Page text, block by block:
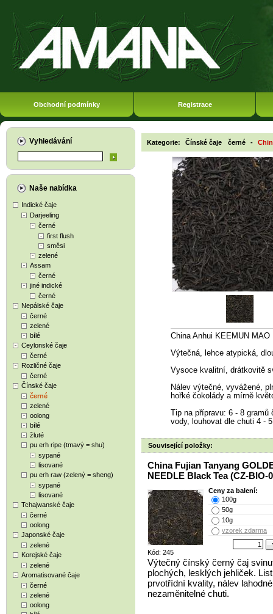
Obchodní podmínky Registrace
Vyhledávání
Naše nabídka
Indické čaje
Darjeeling
černé
first flush
směsi
zelené
Assam
černé
jiné indické
černé
Nepálské čaje
černé
zelené
bílé
Ceylonské čaje
černé
Rozličné čaje
černé
Čínské čaje
černé
zelené
oolong
bílé
žluté
pu erh ripe (tmavý = shu)
sypané
lisované
pu erh raw (zelený = sheng)
sypané
lisované
Tchajwanské čaje
černé
oolong
Japonské čaje
zelené
Korejské čaje
zelené
Aromatisované čaje
černé
zelené
oolong
Kategorie: Čínské čaje černé -
China Anhui KEEMUN
Výtečná, lehce atypická,
Vysoce kvalitní, drátkovitě
Nálev výtečné, vyvážené,
hořké čokolády a mírně
Tip na přípravu: 6 - 8
vody, louhovat dle chuti 4 -
Související položky:
China Fujian Tanyang
NEEDLE Black Tea (CZ-BIO-
Kód: 245
Ceny za balení:
100g
50g
10g
vzorek zdarma
Výtečný čínský černý čaj
plochých, lesklých jehliček. List
prvotřídní kvality, nálev
nezaměnitelné chuti.